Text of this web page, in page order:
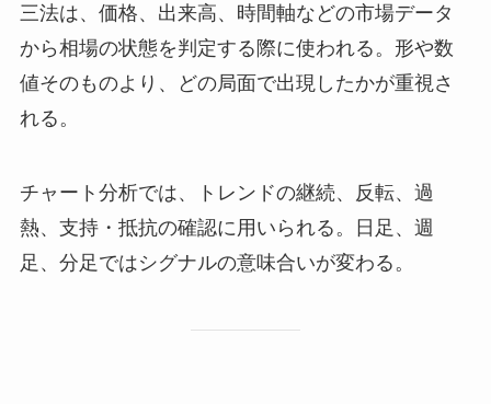
三法は、価格、出来高、時間軸などの市場データ
から相場の状態を判定する際に使われる。形や数
値そのものより、どの局面で出現したかが重視さ
れる。
チャート分析では、トレンドの継続、反転、過
熱、支持・抵抗の確認に用いられる。日足、週
足、分足ではシグナルの意味合いが変わる。